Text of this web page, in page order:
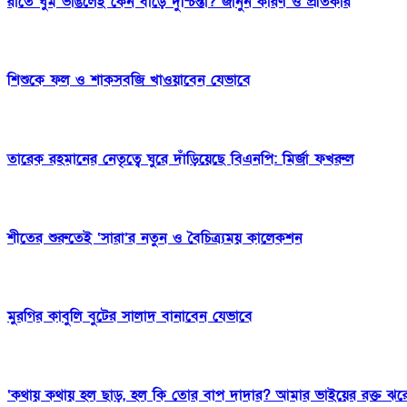
শিশুকে ফল ও শাকসবজি খাওয়াবেন যেভাবে
তারেক রহমানের নেতৃত্বে ঘুরে দাঁড়িয়েছে বিএনপি: মির্জা ফখরুল
শীতের শুরুতেই ‘সারা’র নতুন ও বৈচিত্র্যময় কালেকশন
মুরগির কাবুলি বুটের সালাদ বানাবেন যেভাবে
‘কথায় কথায় হল ছাড়, হল কি তোর বাপ দাদার? আমার ভাইয়ের রক্ত